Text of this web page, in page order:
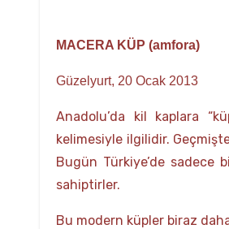
MACERA KÜP (amfora)
Güzelyurt, 20 Ocak 2013
Anadolu’da kil kaplara
kelimesiyle ilgilidir.
Bugün Türkiye’de sadece
sahiptirler.
Bu modern küpler biraz